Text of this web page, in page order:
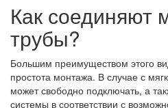
Как соединяют
трубы?
Большим преимуществом этого
простота монтажа. В случае с
может свободно подключать, а
системы в соответствии с